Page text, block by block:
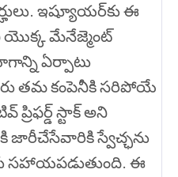
ఇష్యూయర్‌కు ఈ
యొక్క మేనేజ్మెంట్
ఏర్పాటు
తమ కంపెనీకి సరిపోయే
ప్రిఫర్డ్ స్టాక్ అని
జారీచేసేవారికి స్వేచ్ఛను
సహాయపడుతుంది. ఈ